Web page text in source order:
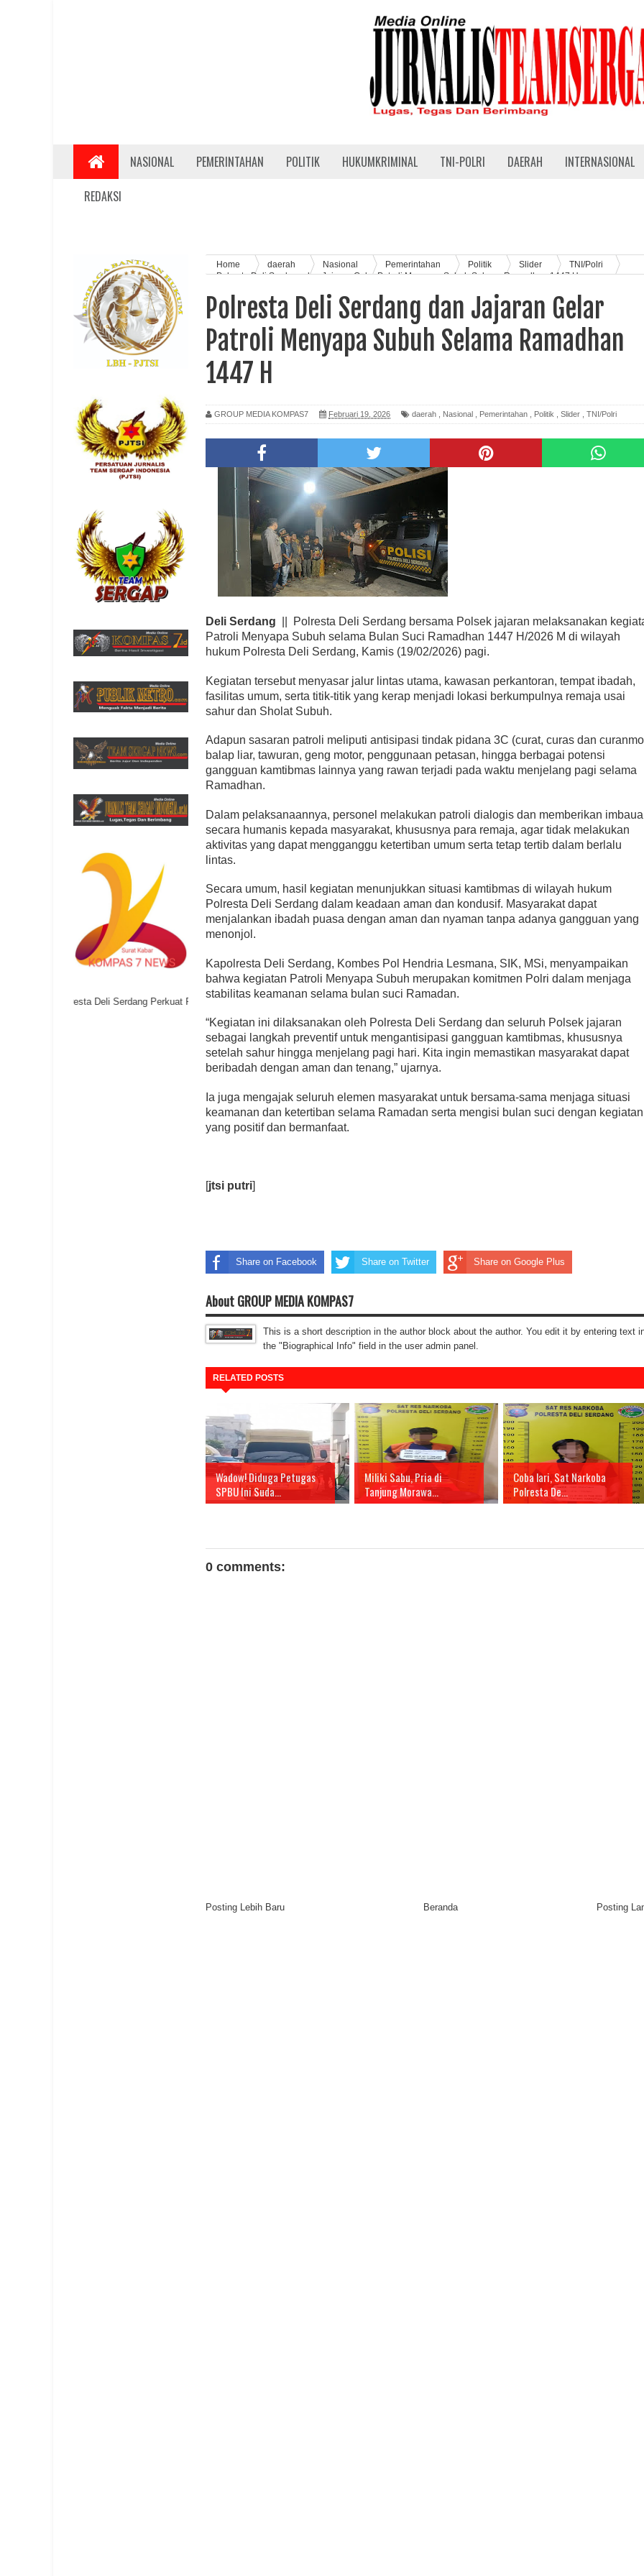
NASIONAL PEMERINTAHAN POLITIK HUKUMKRIMINAL TNI-POLRI DAERAH
INTERNASIONAL
REDAKSI
Polresta Deli Serdang Perkuat Pembinaan Pelajar untuk Cegah Keterlibatan dalam Aksi Geng Motor
Home daerah Nasional Pemerintahan Politik Slider
TNI/Polri
Polresta Deli Serdang dan Jajaran Gelar Patroli Menyapa Subuh Selama Ramadhan 1447 H
Polresta Deli Serdang dan Jajaran Gelar
Patroli Menyapa Subuh Selama Ramadhan
1447 H
GROUP MEDIA KOMPAS7 Februari 19, 2026 daerah Nasional Pemerintahan Politik Slider TNI/Polri
Deli Serdang || Polresta Deli Serdang bersama Polsek jajaran melaksanakan
Patroli Menyapa Subuh selama Bulan Suci Ramadhan 1447 H/2026 M di wilayah
hukum Polresta Deli Serdang, Kamis (19/02/2026) pagi.
Kegiatan tersebut menyasar jalur lintas utama, kawasan perkantoran, tempat ibadah,
fasilitas umum, serta titik-titik yang kerap menjadi lokasi berkumpulnya remaja usai
sahur dan Sholat Subuh.
Adapun sasaran patroli meliputi antisipasi tindak pidana 3C (curat, curas dan
balap liar, tawuran, geng motor, penggunaan petasan, hingga berbagai potensi
gangguan kamtibmas lainnya yang rawan terjadi pada waktu menjelang pagi selama
Ramadhan.
Dalam pelaksanaannya, personel melakukan patroli dialogis dan memberikan
secara humanis kepada masyarakat, khususnya para remaja, agar tidak melakukan
aktivitas yang dapat mengganggu ketertiban umum serta tetap tertib dalam berlalu
lintas.
Secara umum, hasil kegiatan menunjukkan situasi kamtibmas di wilayah hukum
Polresta Deli Serdang dalam keadaan aman dan kondusif. Masyarakat dapat
menjalankan ibadah puasa dengan aman dan nyaman tanpa adanya gangguan yang
menonjol.
Kapolresta Deli Serdang, Kombes Pol Hendria Lesmana, SIK, MSi, menyampaikan
bahwa kegiatan Patroli Menyapa Subuh merupakan komitmen Polri dalam menjaga
stabilitas keamanan selama bulan suci Ramadan.
“Kegiatan ini dilaksanakan oleh Polresta Deli Serdang dan seluruh Polsek jajaran
sebagai langkah preventif untuk mengantisipasi gangguan kamtibmas, khususnya
setelah sahur hingga menjelang pagi hari. Kita ingin memastikan masyarakat dapat
beribadah dengan aman dan tenang,” ujarnya.
Ia juga mengajak seluruh elemen masyarakat untuk bersama-sama menjaga situasi
keamanan dan ketertiban selama Ramadan serta mengisi bulan suci dengan kegiatan
yang positif dan bermanfaat.
[jtsi putri]
Share on Facebook Share on Twitter Share on Google Plus
About GROUP MEDIA KOMPAS7
This is a short description in the author block about the author. You edit it by entering text
the "Biographical Info" field in the user admin panel.
RELATED POSTS
Wadow! Diduga Petugas
SPBU Ini Suda...
Miliki Sabu, Pria di
Tanjung Morawa...
Coba lari, Sat Narkoba
Polresta De...
0 comments:
Posting Lebih Baru Posting
Beranda